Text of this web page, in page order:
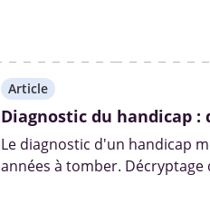
Article
Diagnostic du handicap :
Le diagnostic d'un handicap
années à tomber.